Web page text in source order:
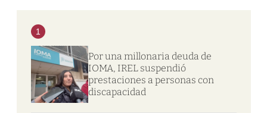
1
Por una millonaria deuda de
IOMA, IREL suspendió
prestaciones a personas con
discapacidad